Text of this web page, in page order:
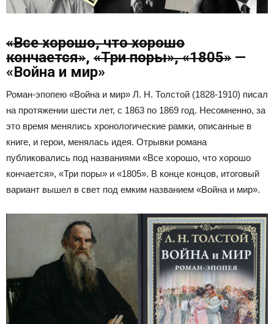
«Все хорошо, что хорошо
кончается», «Три поры», «1805» —
«Война и мир»
Роман-эпопею «Война и мир» Л. Н. Толстой (1828-1910) писал
на протяжении шести лет, с 1863 по 1869 год. Несомненно, за
это время менялись хронологические рамки, описанные в
книге, и герои, менялась идея. Отрывки романа
публиковались под названиями «Все хорошо, что хорошо
кончается», «Три поры» и «1805». В конце концов, итоговый
вариант вышел в свет под емким названием «Война и мир».